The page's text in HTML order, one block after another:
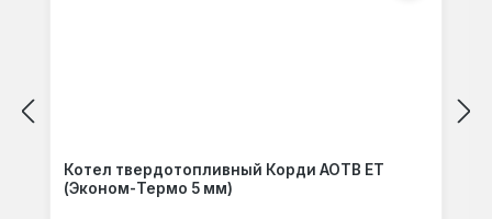
Котел твердотопливный Корди АОТВ ЕТ
(Эконом-Термо 5 мм)